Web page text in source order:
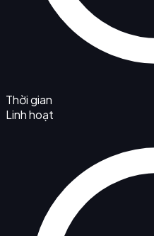
Thời gian
Linh hoạt